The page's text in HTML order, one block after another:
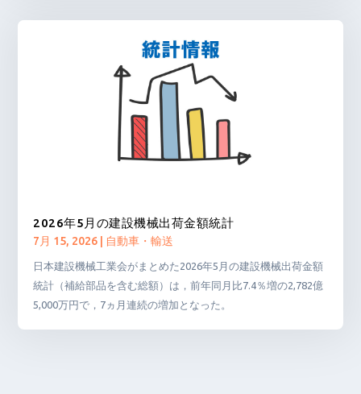
2026年5月の建設機械出荷金額統計
7月 15, 2026 自動車・輸送
日本建設機械工業会がまとめた2026年5月の建設機械出荷金額
統計（補給部品を含む総額）は，前年同月比7.4％増の2,782億
5,000万円で，7ヵ月連続の増加となった。